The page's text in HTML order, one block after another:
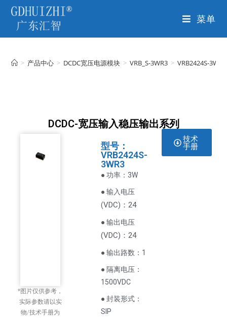
菜单
> 产品中心 > DCDC宽压电源模块 > VRB_S-3WR3 > VRB2424S-3WR3
DCDC-宽压输入稳压输出系列
*图片仅供参考，
实际参数请以实
物/技术手册为
型号：
VRB2424S-
3WR3
● 功率：3W
● 输入电压
(VDC)：24
● 输出电压
(VDC) ：24
● 输出路数：1
● 隔离电压：
1500VDC
● 封装形式：
SIP
技术
手册